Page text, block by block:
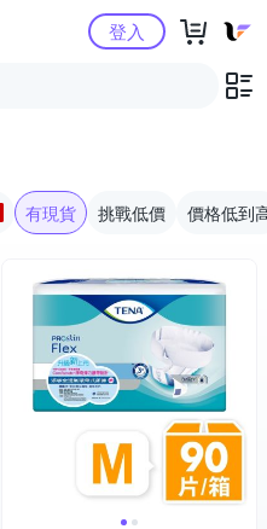
Yahoo購物中心登入
有現貨 挑戰低價 價格低到